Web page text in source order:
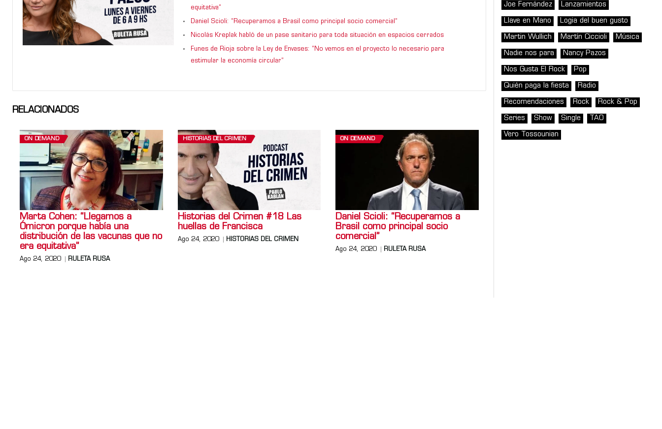
equitativa”
Daniel Scioli: “Recuperamos a Brasil como principal socio comercial”
Nicolás Kreplak habló de un pase sanitario para toda situación en espacios cerrados
Funes de Rioja sobre la Ley de Envases: “No vemos en el proyecto lo necesario para
estimular la economía circular”
RELACIONADOS
ON DEMAND
Marta Cohen: “Llegamos a
Ómicron porque había una
distribución de las vacunas que no
era equitativa”
Ago 24, 2020 RULETA RUSA
HISTORIAS DEL CRIMEN
Historias del Crimen #18 Las
huellas de Francisca
Ago 24, 2020 HISTORIAS DEL CRIMEN
ON DEMAND
Daniel Scioli: “Recuperamos a
Brasil como principal socio
comercial”
Ago 24, 2020 RULETA RUSA
Joe Fernández Lanzamientos
Llave en Mano Logia del buen gusto
Martin Wullich Martín Ciccioli Música
Nadie nos para Nancy Pazos
Nos Gusta El Rock Pop
Quién paga la fiesta Radio
Recomendaciones Rock Rock & Pop
Series Show Single TAO
Vero Tossounian